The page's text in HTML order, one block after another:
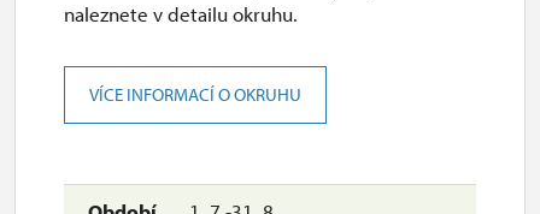
naleznete v detailu okruhu.
VÍCE INFORMACÍ O OKRUHU